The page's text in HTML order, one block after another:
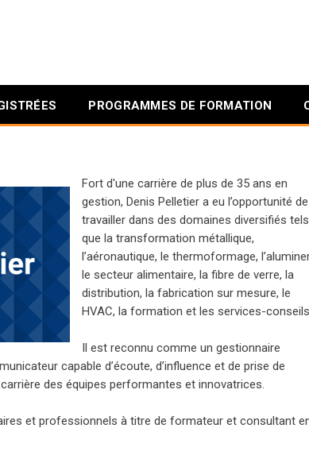
PROGRAMMES DE FORMATION
Fort d'une carrière de plus de 35 ans en
gestion, Denis Pelletier a eu l’opportunité de
travailler dans des domaines diversifiés tels
que la transformation métallique,
l’aéronautique, le thermoformage,
le secteur alimentaire, la fibre de verre, la
distribution, la fabrication sur mesure, le
HVAC, la formation et les services-
Il est reconnu comme un gestionnaire
capable d’écoute, d’influence et de prise de
des équipes performantes et innovatrices.
et professionnels à titre de formateur et consultant